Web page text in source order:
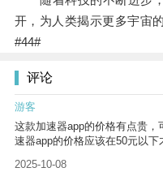
开，为人类揭示更多宇宙的
#44#
评论
游客
这款加速器app的价格有点贵
速器app的价格应该在50元以下
2025-10-08